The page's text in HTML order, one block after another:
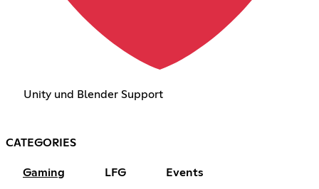
Unity und Blender Support
CATEGORIES
Gaming LFG Events